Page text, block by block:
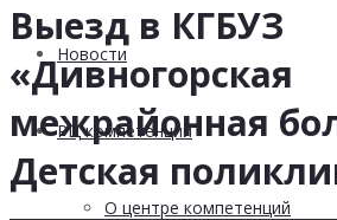
Новости
РЦ компетенций
О центре компетенций
Выезд в КГБУЗ
«Дивногорская
межрайонная
Детская